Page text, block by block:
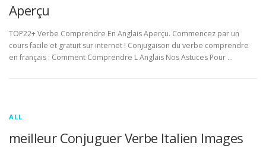
Aperçu
TOP22+ Verbe Comprendre En Anglais Aperçu. Commencez par un
cours facile et gratuit sur internet ! Conjugaison du verbe comprendre
en français : Comment Comprendre L Anglais Nos Astuces Pour …
ALL
meilleur Conjuguer Verbe Italien Images